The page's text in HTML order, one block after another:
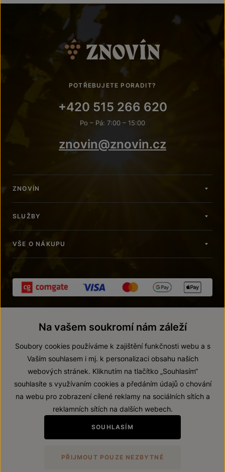
POTŘEBUJETE PORADIT?
+420 515 266 620
Po – Pá: 7:00 – 15:00
znovin@znovin.cz
ZNOVÍN
SLUŽBY
VŠE O NÁKUPU
© 2026 ZNOVÍN ZNOJMO, a. s.
Prohlášení o přístupnosti
Zákaz prodeje alkoholických nápojů osobám mladším 18 let.
VytvořilwebProgress
Na vašem soukromí nám záleží
Soubory cookies používáme k zajištění funkčnosti webu a s
Vaším souhlasem i mj. k personalizaci obsahu našich
webových stránek. Kliknutím na tlačítko „Souhlasím“
souhlasíte s využívaním cookies a předáním údajů o chování
na webu pro zobrazení cílené reklamy na sociálních sítích a
reklamních sítích na dalších webech.
SOUHLASÍM
PŘIJMOUT POUZE NEZBYTNÉ